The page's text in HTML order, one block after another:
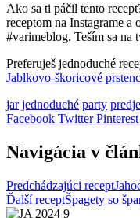
Ako sa ti páčil tento
receptom na Instagrame a
#varimeblog. Teším sa na
Preferuješ jednoduché
Jablkovo-škoricové
jar jednoduché party
Facebook Twitter Pinterest
Navigácia v
Predchádzajúci recept
Ďalší receptŠpagety so